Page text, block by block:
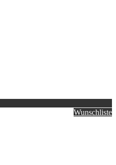
Wunschliste